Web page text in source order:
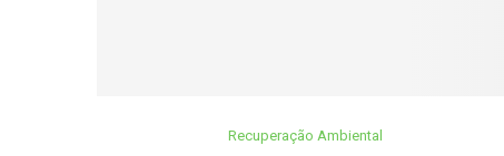
Recuperação Ambiental